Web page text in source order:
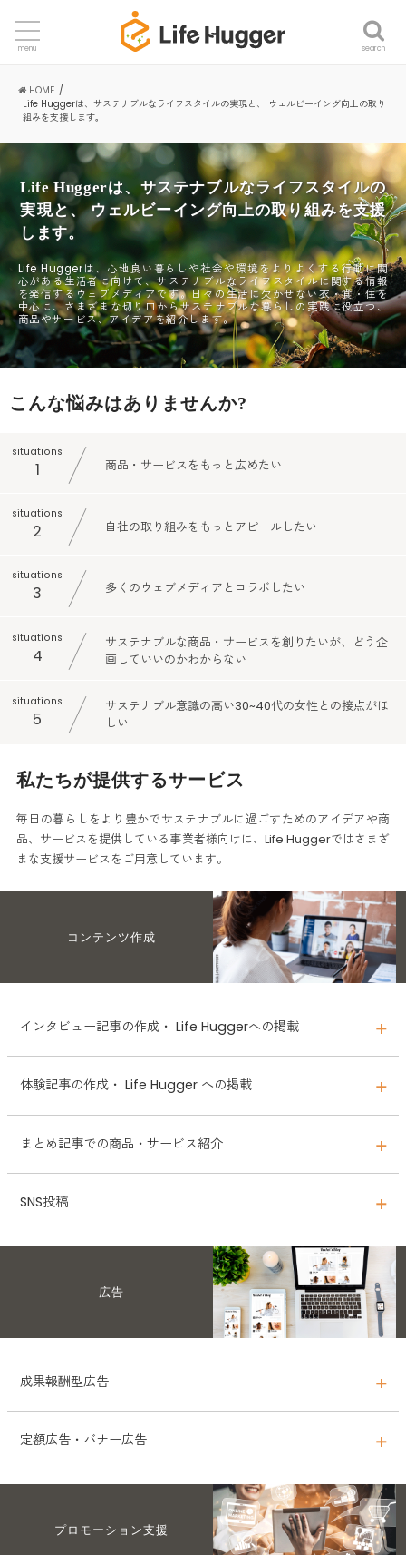
search
menu
HOME
Life Huggerは、サステナブルなライフスタイルの実現と、 ウェルビーイング向上の取り
組みを支援します。
Life Huggerは、サステナブルなライフスタイルの
実現と、 ウェルビーイング向上の取り組みを支援
します。
Life Huggerは、心地良い暮らしや社会や環境をよりよくする行動に関
心がある生活者に向けて、サステナブルなライフスタイルに関する情報
を発信するウェブメディアです。日々の生活に欠かせない衣・食・住を
中心に、さまざまな切り口からサステナブルな暮らしの実践に役立つ、
商品やサービス、アイデアを紹介します。
こんな悩みはありませんか?
situations
1 商品・サービスを もっと広めたい
situations
2 自社の取り組みを もっとアピールしたい
situations
3 多くのウェブメディアと コラボしたい
situations
4
サステナブルな商品・サービスを創りたいが、どう企
画していいのかわからない
situations
5
サステナブル意識の高い30~40代の女性との接点がほ
しい
私たちが提供するサービス
毎日の暮らしをより豊かでサステナブルに過ごすためのアイデアや商
品、サービスを提供している事業者様向けに、 Life Huggerではさまざ
まな支援サービスをご用意しています。
コンテンツ作成
インタビュー記事の作成・ Life Huggerへの掲載
ではなく、構想段階の想いや、サステナブルなポイント、会社として
の環境・社会への配慮など詳細な情報を伝えることができます。料金
は、1記事あたり15万円~（税別）承ります。
体験記事の作成・ Life Hugger への掲載
ることができます。環境に配慮した材料を使用した化粧品の体験記事
インナップまで細かく紹介しました。
まとめ記事での商品・サービス紹介
「まとめ記事」の中で、貴社の商品・サービスを紹介します。1記事
の中でいくつかの商品を比較することができるため、読んでもらいや
すい人気の記事スタイルです。
SNS投稿
Life HuggerのInstagramやXなどでPRできるプランです。
Instagram上でのブランドの認知度を高め、エンゲージメントを促進
し、商品やサービスの販売に繋げることができます。
・ユーザー参加
トーリーズ広告・ビデオコンテンツ「リール」作成
広告
成果報酬型広告
が発生する広告形態です。初期費用を抑えることができ、ユーザーの
アクションが発生した分だけのお支払いなので、はじめやすいプラン
定額広告・バナー広告
Life Hugger内の特定の場所にバナーやテキスト広告の設置ができる
広告です。掲載される場所が複数あるため、Life Hugger内のさまざ
プロモーション支援